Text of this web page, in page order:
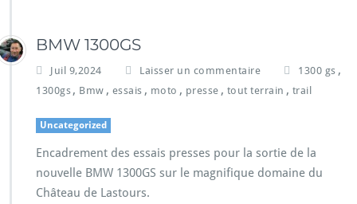
BMW 1300GS
Juil 9,2024 Laisser un commentaire 1300 gs ,
1300gs , Bmw , essais , moto , presse , tout terrain , trail
Uncategorized
Encadrement des essais presses pour la sortie de la
nouvelle BMW 1300GS sur le magnifique domaine du
Château de Lastours.